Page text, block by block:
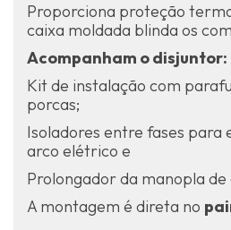
Proporciona proteção
caixa moldada blinda os
Acompanham o disjuntor:
Kit de instalação com
porcas;
Isoladores entre fases
arco elétrico e
Prolongador da manopla de
A montagem é direta no